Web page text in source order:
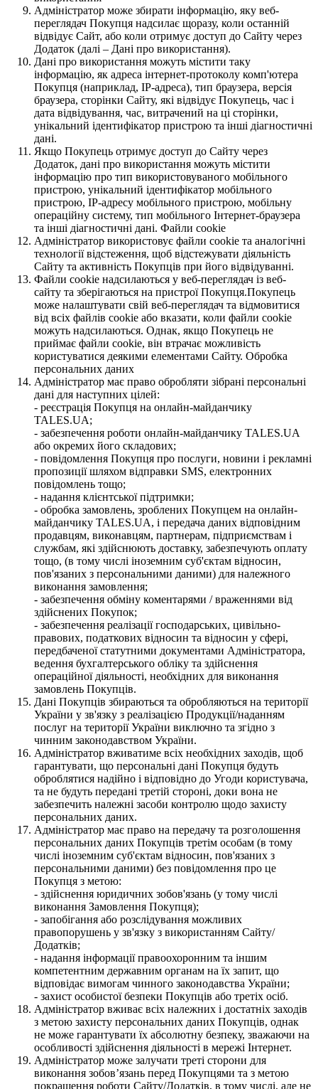
Адміністратор може збирати інформацію, яку веб-
переглядач Покупця надсилає щоразу, коли останній
відвідує Сайт, або коли отримує доступ до Сайту через
Додаток (далі – Дані про використання).
Дані про використання можуть містити таку
інформацію, як адреса інтернет-протоколу комп'ютера
Покупця (наприклад, IP-адреса), тип браузера, версія
браузера, сторінки Сайту, які відвідує Покупець, час і
дата відвідування, час, витрачений на ці сторінки,
унікальний ідентифікатор пристрою та інші діагностичні
дані.
Якщо Покупець отримує доступ до Сайту через
Додаток, дані про використання можуть містити
інформацію про тип використовуваного мобільного
пристрою, унікальний ідентифікатор мобільного
пристрою, IP-адресу мобільного пристрою, мобільну
операційну систему, тип мобільного Інтернет-браузера
та інші діагностичні дані. Файли cookie
Адміністратор використовує файли cookie та аналогічні
технології відстеження, щоб відстежувати діяльність
Сайту та активність Покупців при його відвідуванні.
Файли cookie надсилаються у веб-переглядач із веб-
сайту та зберігаються на пристрої Покупця.Покупець
може налаштувати свій веб-переглядач та відмовитися
від всіх файлів cookie або вказати, коли файли cookie
можуть надсилаються. Однак, якщо Покупець не
приймає файли cookie, він втрачає можливість
користуватися деякими елементами Сайту. Обробка
персональних даних
Адміністратор має право обробляти зібрані персональні
дані для наступних цілей:
- реєстрація Покупця на онлайн-майданчику
TALES.UA;
- забезпечення роботи онлайн-майданчику TALES.UA
або окремих його складових;
- повідомлення Покупця про послуги, новини і рекламні
пропозиції шляхом відправки SMS, електронних
повідомлень тощо;
- надання клієнтської підтримки;
- обробка замовлень, зроблених Покупцем на онлайн-
майданчику TALES.UA, і передача даних відповідним
продавцям, виконавцям, партнерам, підприємствам і
службам, які здійснюють доставку, забезпечують оплату
тощо, (в тому числі іноземним суб'єктам відносин,
пов'язаних з персональними даними) для належного
виконання замовлення;
- забезпечення обміну коментарями / враженнями від
здійснених Покупок;
- забезпечення реалізації господарських, цивільно-
правових, податкових відносин та відносин у сфері,
передбаченої статутними документами Адміністратора,
ведення бухгалтерського обліку та здійснення
операційної діяльності, необхідних для виконання
замовлень Покупців.
Дані Покупців збираються та обробляються на території
України у зв'язку з реалізацією Продукції/наданням
послуг на території України виключно та згідно з
чинним законодавством України.
Адміністратор вживатиме всіх необхідних заходів, щоб
гарантувати, що персональні дані Покупця будуть
оброблятися надійно і відповідно до Угоди користувача,
та не будуть передані третій стороні, доки вона не
забезпечить належні засоби контролю щодо захисту
персональних даних.
Адміністратор має право на передачу та розголошення
персональних даних Покупців третім особам (в тому
числі іноземним суб'єктам відносин, пов'язаних з
персональними даними) без повідомлення про це
Покупця з метою:
- здійснення юридичних зобов'язань (у тому числі
виконання Замовлення Покупця);
- запобігання або розслідування можливих
правопорушень у зв'язку з використанням Сайту/
Додатків;
- надання інформації правоохоронним та іншим
компетентним державним органам на їх запит, що
відповідає вимогам чинного законодавства України;
- захист особистої безпеки Покупців або третіх осіб.
Адміністратор вживає всіх належних і достатніх заходів
з метою захисту персональних даних Покупців, однак
не може гарантувати їх абсолютну безпеку, зважаючи на
особливості здійснення діяльності в мережі Інтернет.
Адміністратор може залучати треті сторони для
виконання зобов’язань перед Покупцями та з метою
покращення роботи Сайту/Додатків, в тому числі, але не